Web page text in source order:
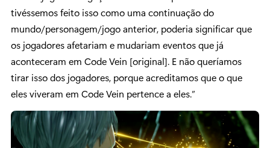
tivéssemos feito isso como uma continuação do
mundo/personagem/jogo anterior, poderia significar que
os jogadores afetariam e mudariam eventos que já
aconteceram em Code Vein [original]. E não queríamos
tirar isso dos jogadores, porque acreditamos que o que
eles viveram em Code Vein pertence a eles.”